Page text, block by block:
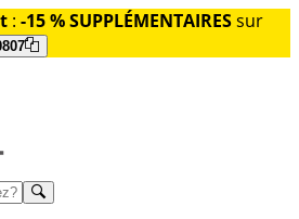
: -15 % SUPPLÉMENTAIRESsur